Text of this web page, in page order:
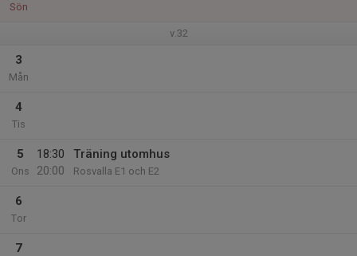
Sön
v.32
3
Mån
4
Tis
5
Ons
18:30
20:00
Träning utomhus
Rosvalla E1 och E2
6
Tor
7